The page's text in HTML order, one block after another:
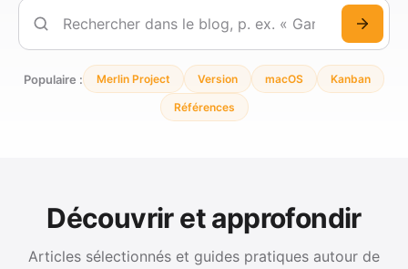
Rechercher
Populaire : Merlin Project Version macOS Kanban
Références
Découvrir et approfondir
Articles sélectionnés et guides pratiques autour de